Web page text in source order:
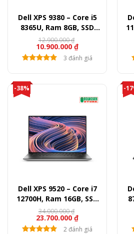
Dell XPS 9380 – Core i5
8365U, Ram 8GB, SSD
256GB, 13″ FullHD
10.900.000 ₫
12.900.000₫
3 đánh giá
-38%
Dell XPS 9520 – Core i7
12700H, Ram 16GB, SSD
512GB, RTX 3050, 15.6″
FullHD+
23.700.000 ₫
34.000.000₫
2 đánh giá
-